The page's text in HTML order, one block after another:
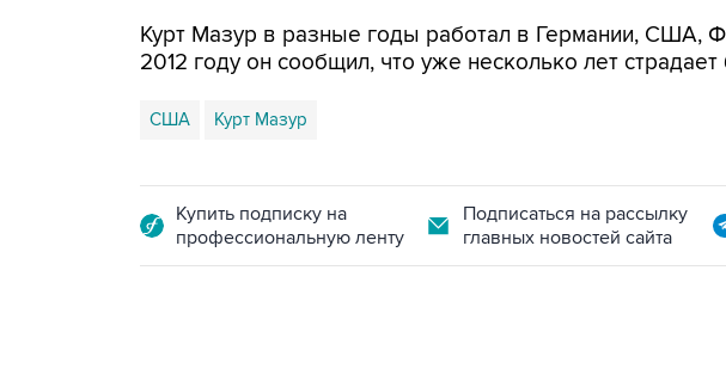
Курт Мазур в разные годы работал в Германии, США,
2012 году он сообщил, что уже несколько лет
США Курт Мазур
Купить подписку на
профессиональную ленту
Подписаться на рассылку
главных новостей сайта